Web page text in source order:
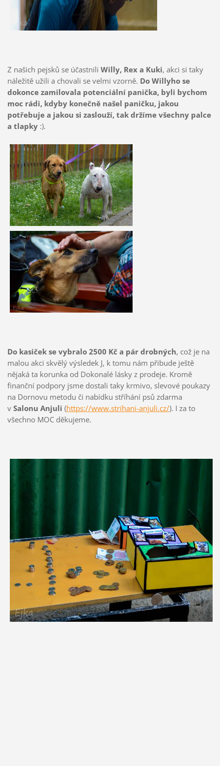
Z našich pejsků se účastnili Willy, Rex a Kuki, akci si taky
náležitě užili a chovali se velmi vzorně. Do Willyho se
dokonce zamilovala potenciální panička, byli bychom
moc rádi, kdyby konečně našel paničku, jakou
potřebuje a jakou si zaslouží, tak držíme všechny palce
a tlapky:).
Do kasiček se vybralo 2500 Kč a pár drobných, což je na
malou akci skvělý výsledek J, k tomu nám přibude ještě
nějaká ta korunka od Dokonalé lásky z prodeje. Kromě
finanční podpory jsme dostali taky krmivo, slevové poukazy
na Dornovu metodu či nabídku stříhání psů zdarma
v Salonu Anjuli (https://www.strihani-anjuli.cz/). I za to
všechno MOC děkujeme.